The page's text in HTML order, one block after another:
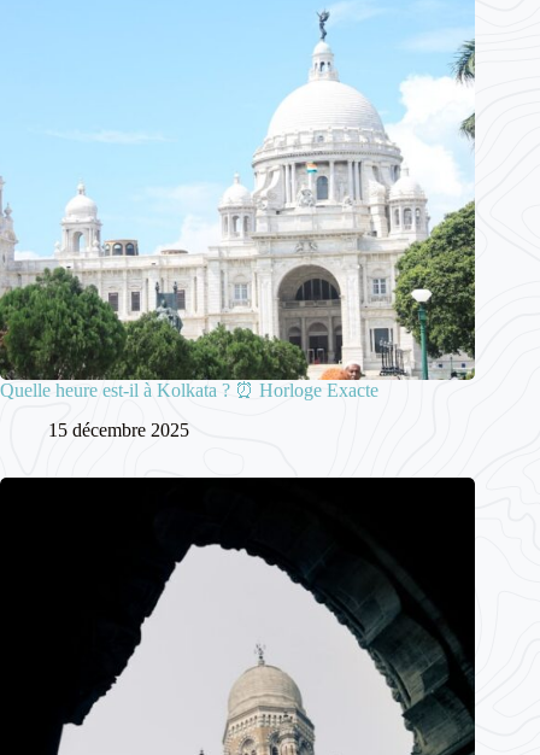
Quelle heure est-il à Kolkata ? ⏰ Horloge Exacte
15 décembre 2025